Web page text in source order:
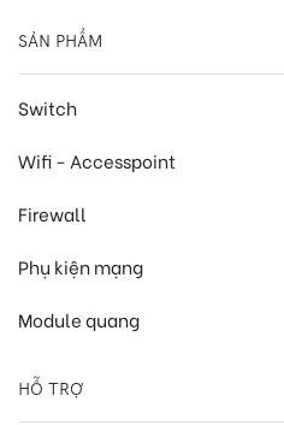
SẢN PHẨM
Switch
Wifi - Accesspoint
Firewall
Phụ kiện mạng
Module quang
HỖ TRỢ